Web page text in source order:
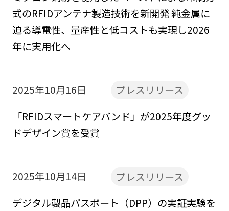
式のRFIDアンテナ製造技術を新開発 純金属に
迫る導電性、量産性と低コストも実現し2026
年に実用化へ
2025年10月16日
プレスリリース
「RFIDスマートケアバンド」が2025年度グッ
ドデザイン賞を受賞
2025年10月14日
プレスリリース
デジタル製品パスポート（DPP）の実証実験を